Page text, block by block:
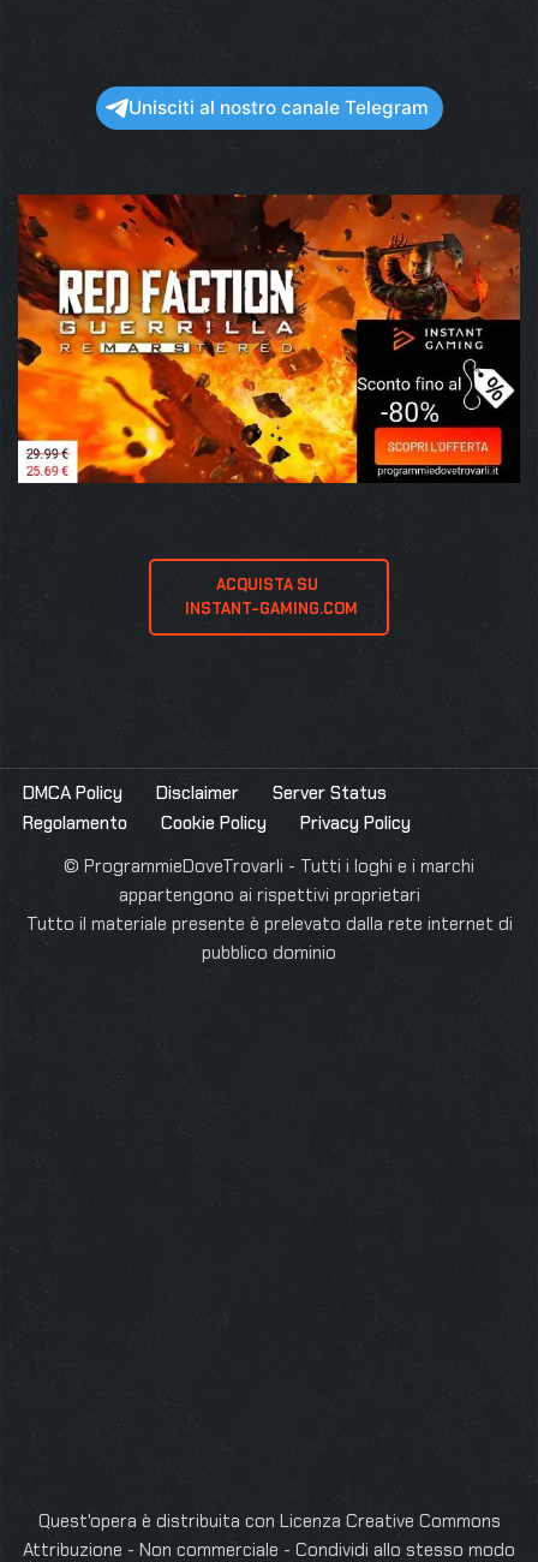
Unisciti al nostro canale Telegram
ACQUISTA SU
INSTANT-GAMING.COM
DMCA Policy Disclaimer
Server Status
Regolamento
Cookie Policy
Privacy Policy
© ProgrammieDoveTrovarli - Tutti i loghi e i marchi
appartengono ai rispettivi proprietari
Tutto il materiale presente è prelevato dalla rete internet di
pubblico dominio
Quest'opera è distribuita con Licenza Creative Commons
Attribuzione - Non commerciale - Condividi allo stesso modo